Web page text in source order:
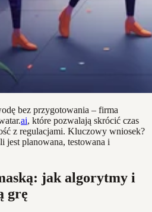
bez przygotowania – firma
ai, które pozwalają skrócić czas
z regulacjami. Kluczowy wniosek?
jest planowana, testowana i
jak algorytmy i
grę